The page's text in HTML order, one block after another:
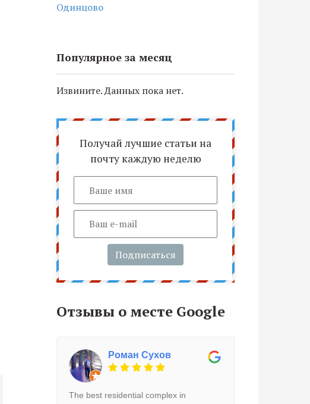
Одинцово
Популярное за месяц
Извините. Данных пока нет.
Получай лучшие статьи на
почту каждую неделю
Подписаться
Отзывы о месте Google
Роман Сухов
The best residential complex in